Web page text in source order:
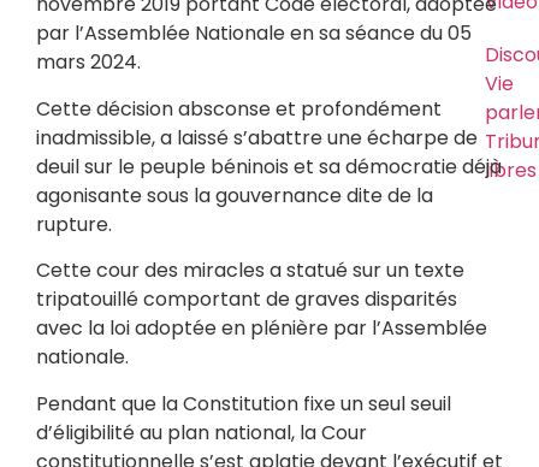
Vie
libres
par l’Assemblée Nationale en sa séance du 05
mars 2024.
Cette décision absconse et profondément
inadmissible, a laissé s’abattre une écharpe de
deuil sur le peuple béninois et sa démocratie déjà
agonisante sous la gouvernance dite de la
rupture.
Cette cour des miracles a statué sur un texte
tripatouillé comportant de graves disparités
avec la loi adoptée en plénière par l’Assemblée
nationale.
Pendant que la Constitution fixe un seul seuil
d’éligibilité au plan national, la Cour
constitutionnelle s’est aplatie devant l’exécutif et